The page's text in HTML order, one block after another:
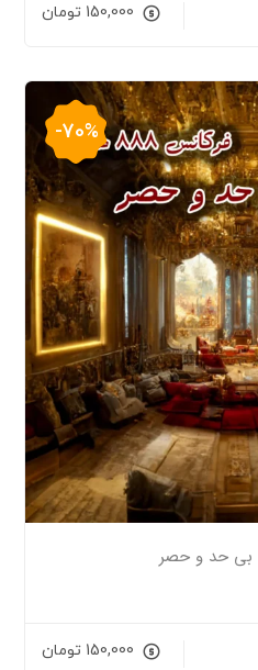
150,000 تومان
-70%
150,000 تومان